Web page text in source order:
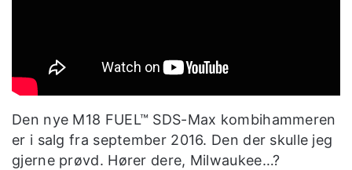
Den nye M18 FUEL™ SDS-Max kombihammeren
er i salg fra september 2016. Den der skulle jeg
gjerne prøvd. Hører dere, Milwaukee…?